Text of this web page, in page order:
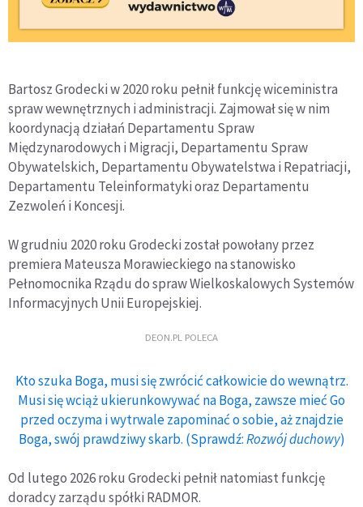
Bartosz Grodecki w 2020 roku pełnił funkcję wiceministra
spraw wewnętrznych i administracji. Zajmował się w nim
koordynacją działań Departamentu Spraw
Międzynarodowych i Migracji, Departamentu Spraw
Obywatelskich, Departamentu Obywatelstwa i Repatriacji,
Departamentu Teleinformatyki oraz Departamentu
Zezwoleń i Koncesji.
W grudniu 2020 roku Grodecki został powołany przez
premiera Mateusza Morawieckiego na stanowisko
Pełnomocnika Rządu do spraw Wielkoskalowych Systemów
Informacyjnych Unii Europejskiej.
DEON.PL POLECA
Kto szuka Boga, musi się zwrócić całkowicie do wewnątrz.
Musi się wciąż ukierunkowywać na Boga, zawsze mieć Go
przed oczyma i wytrwale zapominać o sobie, aż znajdzie
Boga, swój prawdziwy skarb. (Sprawdź:Rozwój duchowy)
Od lutego 2026 roku Grodecki pełnił natomiast funkcję
doradcy zarządu spółki RADMOR.